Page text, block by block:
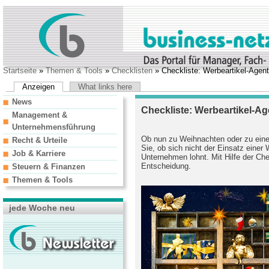
Startseite»Themen & Tools»Checklisten» Checkliste: Werbeartikel-
Anzeigen
What links here
Checkliste: Werbeartikel-
Ob nun zu Weihnachten oder zu
Sie, ob sich nicht der Einsatz einer
Unternehmen lohnt. Mit Hilfe der
Entscheidung.
News
Management &
Unternehmensführung
Recht & Urteile
Job & Karriere
Steuern & Finanzen
Themen & Tools
jede Woche neu